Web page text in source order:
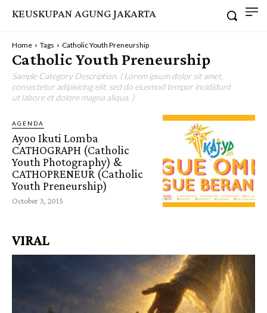
KEUSKUPAN AGUNG JAKARTA
Home Tags Catholic Youth Preneurship
Catholic Youth Preneurship
Sample Category Description. ( Lorem ipsum dolor sit amet,
consectetur adipisicing elit, sed do eiusmod tempor incididunt
ut labore et dolore magna aliqua. )
AGENDA
Ayoo Ikuti Lomba
CATHOGRAPH (Catholic
Youth Photography) &
CATHOPRENEUR (Catholic
Youth Preneurship)
October 3, 2015
VIRAL